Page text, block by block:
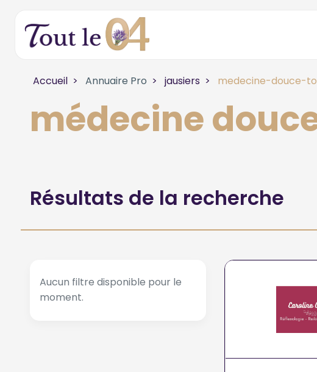
Accueil Annuaire Pro jausiers medecine-douce-
médecine douce
Résultats de la recherche
Aucun filtre disponible pour le
moment.